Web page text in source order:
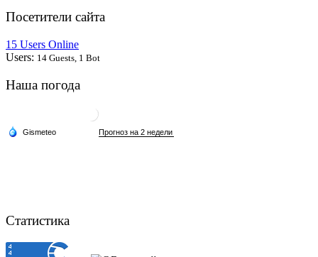
Посетители сайта
15 Users Online
Users: 14 Guests, 1 Bot
Наша погода
Статистика